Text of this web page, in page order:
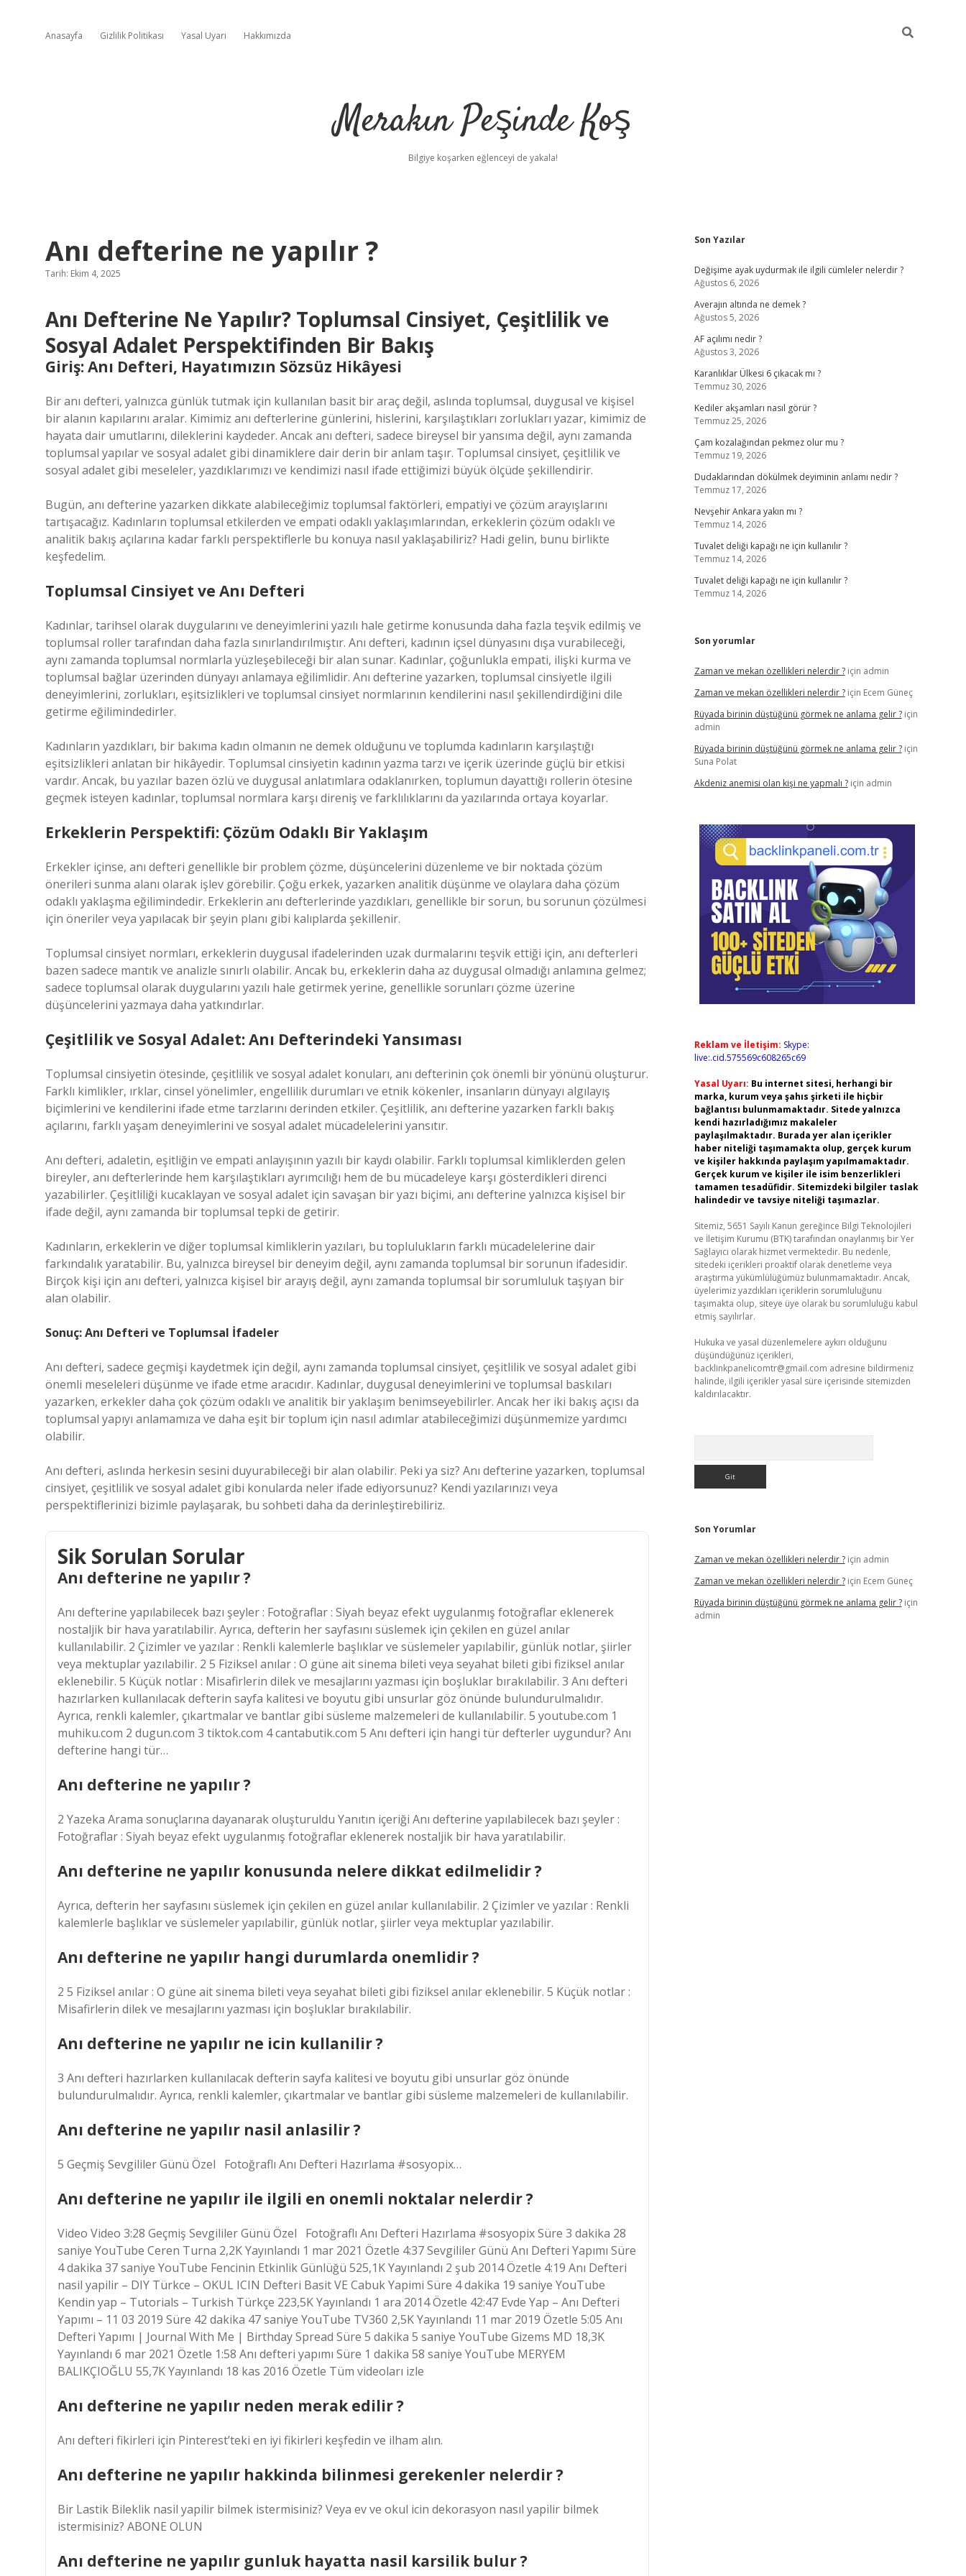
Anasayfa Gizlilik Politikası Yasal Uyarı Hakkımızda
Merakın Peşinde Koş
Bilgiye koşarken eğlenceyi de yakala!
Anı defterine ne yapılır ?
Tarih: Ekim 4, 2025
Anı Defterine Ne Yapılır? Toplumsal Cinsiyet, Çeşitlilik ve
Sosyal Adalet Perspektifinden Bir Bakış
Giriş: Anı Defteri, Hayatımızın Sözsüz Hikâyesi
Bir anı defteri, yalnızca günlük tutmak için kullanılan basit bir araç değil, aslında toplumsal, duygusal ve kişisel
bir alanın kapılarını aralar. Kimimiz anı defterlerine günlerini, hislerini, karşılaştıkları zorlukları yazar, kimimiz de
hayata dair umutlarını, dileklerini kaydeder. Ancak anı defteri, sadece bireysel bir yansıma değil, aynı zamanda
toplumsal yapılar ve sosyal adalet gibi dinamiklere dair derin bir anlam taşır. Toplumsal cinsiyet, çeşitlilik ve
sosyal adalet gibi meseleler, yazdıklarımızı ve kendimizi nasıl ifade ettiğimizi büyük ölçüde şekillendirir.
Bugün, anı defterine yazarken dikkate alabileceğimiz toplumsal faktörleri, empatiyi ve çözüm arayışlarını
tartışacağız. Kadınların toplumsal etkilerden ve empati odaklı yaklaşımlarından, erkeklerin çözüm odaklı ve
analitik bakış açılarına kadar farklı perspektiflerle bu konuya nasıl yaklaşabiliriz? Hadi gelin, bunu birlikte
keşfedelim.
Toplumsal Cinsiyet ve Anı Defteri
Kadınlar, tarihsel olarak duygularını ve deneyimlerini yazılı hale getirme konusunda daha fazla teşvik edilmiş ve
toplumsal roller tarafından daha fazla sınırlandırılmıştır. Anı defteri, kadının içsel dünyasını dışa vurabileceği,
aynı zamanda toplumsal normlarla yüzleşebileceği bir alan sunar. Kadınlar, çoğunlukla empati, ilişki kurma ve
toplumsal bağlar üzerinden dünyayı anlamaya eğilimlidir. Anı defterine yazarken, toplumsal cinsiyetle ilgili
deneyimlerini, zorlukları, eşitsizlikleri ve toplumsal cinsiyet normlarının kendilerini nasıl şekillendirdiğini dile
getirme eğilimindedirler.
Kadınların yazdıkları, bir bakıma kadın olmanın ne demek olduğunu ve toplumda kadınların karşılaştığı
eşitsizlikleri anlatan bir hikâyedir. Toplumsal cinsiyetin kadının yazma tarzı ve içerik üzerinde güçlü bir etkisi
vardır. Ancak, bu yazılar bazen özlü ve duygusal anlatımlara odaklanırken, toplumun dayattığı rollerin ötesine
geçmek isteyen kadınlar, toplumsal normlara karşı direniş ve farklılıklarını da yazılarında ortaya koyarlar.
Erkeklerin Perspektifi: Çözüm Odaklı Bir Yaklaşım
Erkekler içinse, anı defteri genellikle bir problem çözme, düşüncelerini düzenleme ve bir noktada çözüm
önerileri sunma alanı olarak işlev görebilir. Çoğu erkek, yazarken analitik düşünme ve olaylara daha çözüm
odaklı yaklaşma eğilimindedir. Erkeklerin anı defterlerinde yazdıkları, genellikle bir sorun, bu sorunun çözülmesi
için öneriler veya yapılacak bir şeyin planı gibi kalıplarda şekillenir.
Toplumsal cinsiyet normları, erkeklerin duygusal ifadelerinden uzak durmalarını teşvik ettiği için, anı defterleri
bazen sadece mantık ve analizle sınırlı olabilir. Ancak bu, erkeklerin daha az duygusal olmadığı anlamına gelmez;
sadece toplumsal olarak duygularını yazılı hale getirmek yerine, genellikle sorunları çözme üzerine
düşüncelerini yazmaya daha yatkındırlar.
Çeşitlilik ve Sosyal Adalet: Anı Defterindeki Yansıması
Toplumsal cinsiyetin ötesinde, çeşitlilik ve sosyal adalet konuları, anı defterinin çok önemli bir yönünü oluşturur.
Farklı kimlikler, ırklar, cinsel yönelimler, engellilik durumları ve etnik kökenler, insanların dünyayı algılayış
biçimlerini ve kendilerini ifade etme tarzlarını derinden etkiler. Çeşitlilik, anı defterine yazarken farklı bakış
açılarını, farklı yaşam deneyimlerini ve sosyal adalet mücadelelerini yansıtır.
Anı defteri, adaletin, eşitliğin ve empati anlayışının yazılı bir kaydı olabilir. Farklı toplumsal kimliklerden gelen
bireyler, anı defterlerinde hem karşılaştıkları ayrımcılığı hem de bu mücadeleye karşı gösterdikleri direnci
yazabilirler. Çeşitliliği kucaklayan ve sosyal adalet için savaşan bir yazı biçimi, anı defterine yalnızca kişisel bir
ifade değil, aynı zamanda bir toplumsal tepki de getirir.
Kadınların, erkeklerin ve diğer toplumsal kimliklerin yazıları, bu toplulukların farklı mücadelelerine dair
farkındalık yaratabilir. Bu, yalnızca bireysel bir deneyim değil, aynı zamanda toplumsal bir sorunun ifadesidir.
Birçok kişi için anı defteri, yalnızca kişisel bir arayış değil, aynı zamanda toplumsal bir sorumluluk taşıyan bir
alan olabilir.
Sonuç: Anı Defteri ve Toplumsal İfadeler
Anı defteri, sadece geçmişi kaydetmek için değil, aynı zamanda toplumsal cinsiyet, çeşitlilik ve sosyal adalet gibi
önemli meseleleri düşünme ve ifade etme aracıdır. Kadınlar, duygusal deneyimlerini ve toplumsal baskıları
yazarken, erkekler daha çok çözüm odaklı ve analitik bir yaklaşım benimseyebilirler. Ancak her iki bakış açısı da
toplumsal yapıyı anlamamıza ve daha eşit bir toplum için nasıl adımlar atabileceğimizi düşünmemize yardımcı
olabilir.
Anı defteri, aslında herkesin sesini duyurabileceği bir alan olabilir. Peki ya siz? Anı defterine yazarken, toplumsal
cinsiyet, çeşitlilik ve sosyal adalet gibi konularda neler ifade ediyorsunuz? Kendi yazılarınızı veya
perspektiflerinizi bizimle paylaşarak, bu sohbeti daha da derinleştirebiliriz.
Sik Sorulan Sorular
Anı defterine ne yapılır ?
Anı defterine yapılabilecek bazı şeyler : Fotoğraflar : Siyah beyaz efekt uygulanmış fotoğraflar eklenerek
nostaljik bir hava yaratılabilir. Ayrıca, defterin her sayfasını süslemek için çekilen en güzel anılar
kullanılabilir. 2 Çizimler ve yazılar : Renkli kalemlerle başlıklar ve süslemeler yapılabilir, günlük notlar, şiirler
veya mektuplar yazılabilir. 2 5 Fiziksel anılar : O güne ait sinema bileti veya seyahat bileti gibi fiziksel anılar
eklenebilir. 5 Küçük notlar : Misafirlerin dilek ve mesajlarını yazması için boşluklar bırakılabilir. 3 Anı defteri
hazırlarken kullanılacak defterin sayfa kalitesi ve boyutu gibi unsurlar göz önünde bulundurulmalıdır.
Ayrıca, renkli kalemler, çıkartmalar ve bantlar gibi süsleme malzemeleri de kullanılabilir. 5 youtube.com 1
muhiku.com 2 dugun.com 3 tiktok.com 4 cantabutik.com 5 Anı defteri için hangi tür defterler uygundur? Anı
defterine hangi tür…
Anı defterine ne yapılır ?
2 Yazeka Arama sonuçlarına dayanarak oluşturuldu Yanıtın içeriği Anı defterine yapılabilecek bazı şeyler :
Fotoğraflar : Siyah beyaz efekt uygulanmış fotoğraflar eklenerek nostaljik bir hava yaratılabilir.
Anı defterine ne yapılır konusunda nelere dikkat edilmelidir ?
Ayrıca, defterin her sayfasını süslemek için çekilen en güzel anılar kullanılabilir. 2 Çizimler ve yazılar : Renkli
kalemlerle başlıklar ve süslemeler yapılabilir, günlük notlar, şiirler veya mektuplar yazılabilir.
Anı defterine ne yapılır hangi durumlarda onemlidir ?
2 5 Fiziksel anılar : O güne ait sinema bileti veya seyahat bileti gibi fiziksel anılar eklenebilir. 5 Küçük notlar :
Misafirlerin dilek ve mesajlarını yazması için boşluklar bırakılabilir.
Anı defterine ne yapılır ne icin kullanilir ?
3 Anı defteri hazırlarken kullanılacak defterin sayfa kalitesi ve boyutu gibi unsurlar göz önünde
bulundurulmalıdır. Ayrıca, renkli kalemler, çıkartmalar ve bantlar gibi süsleme malzemeleri de kullanılabilir.
Anı defterine ne yapılır nasil anlasilir ?
5 Geçmiş Sevgililer Günü Özel ‍ ‍ Fotoğraflı Anı Defteri Hazırlama #sosyopix…
Anı defterine ne yapılır ile ilgili en onemli noktalar nelerdir ?
Video Video 3:28 Geçmiş Sevgililer Günü Özel ‍ ‍ Fotoğraflı Anı Defteri Hazırlama #sosyopix Süre 3 dakika 28
saniye YouTube Ceren Turna 2,2K Yayınlandı 1 mar 2021 Özetle 4:37 Sevgililer Günü Anı Defteri Yapımı Süre
4 dakika 37 saniye YouTube Fencinin Etkinlik Günlüğü 525,1K Yayınlandı 2 şub 2014 Özetle 4:19 Anı Defteri
nasil yapilir – DIY Türkce – OKUL ICIN Defteri Basit VE Cabuk Yapimi Süre 4 dakika 19 saniye YouTube
Kendin yap – Tutorials – Turkish Türkçe 223,5K Yayınlandı 1 ara 2014 Özetle 42:47 Evde Yap – Anı Defteri
Yapımı – 11 03 2019 Süre 42 dakika 47 saniye YouTube TV360 2,5K Yayınlandı 11 mar 2019 Özetle 5:05 Anı
Defteri Yapımı | Journal With Me | Birthday Spread Süre 5 dakika 5 saniye YouTube Gizems MD 18,3K
Yayınlandı 6 mar 2021 Özetle 1:58 Anı defteri yapımı Süre 1 dakika 58 saniye YouTube MERYEM
BALIKÇIOĞLU 55,7K Yayınlandı 18 kas 2016 Özetle Tüm videoları izle
Anı defterine ne yapılır neden merak edilir ?
Anı defteri fikirleri için Pinterest’teki en iyi fikirleri keşfedin ve ilham alın.
Anı defterine ne yapılır hakkinda bilinmesi gerekenler nelerdir ?
Bir Lastik Bileklik nasil yapilir bilmek istermisiniz? Veya ev ve okul icin dekorasyon nasıl yapilir bilmek
istermisiniz? ABONE OLUN
Anı defterine ne yapılır gunluk hayatta nasil karsilik bulur ?
Sidebar
Son Yazılar
Değişime ayak uydurmak ile ilgili cümleler nelerdir ?
Ağustos 6, 2026
Averajın altında ne demek ?
Ağustos 5, 2026
AF açılımı nedir ?
Ağustos 3, 2026
Karanlıklar Ülkesi 6 çıkacak mı ?
Temmuz 30, 2026
Kediler akşamları nasıl görür ?
Temmuz 25, 2026
Çam kozalağından pekmez olur mu ?
Temmuz 19, 2026
Dudaklarından dökülmek deyiminin anlamı nedir ?
Temmuz 17, 2026
Nevşehir Ankara yakın mı ?
Temmuz 14, 2026
Tuvalet deliği kapağı ne için kullanılır ?
Temmuz 14, 2026
Tuvalet deliği kapağı ne için kullanılır ?
Temmuz 14, 2026
Son yorumlar
Zaman ve mekan özellikleri nelerdir ?için admin
Zaman ve mekan özellikleri nelerdir ?için Ecem Güneç
Rüyada birinin düştüğünü görmek ne anlama gelir ?için
admin
Rüyada birinin düştüğünü görmek ne anlama gelir ?için
Suna Polat
Akdeniz anemisi olan kişi ne yapmalı ?için admin
Reklam ve İletişim: Skype:
live:.cid.575569c608265c69
Yasal Uyarı: Bu internet sitesi, herhangi bir
marka, kurum veya şahıs şirketi ile hiçbir
bağlantısı bulunmamaktadır. Sitede yalnızca
kendi hazırladığımız makaleler
paylaşılmaktadır. Burada yer alan içerikler
haber niteliği taşımamakta olup, gerçek kurum
ve kişiler hakkında paylaşım yapılmamaktadır.
Gerçek kurum ve kişiler ile isim benzerlikleri
tamamen tesadüfidir. Sitemizdeki bilgiler taslak
halindedir ve tavsiye niteliği taşımazlar.
Sitemiz, 5651 Sayılı Kanun gereğince Bilgi Teknolojileri
ve İletişim Kurumu (BTK) tarafından onaylanmış bir Yer
Sağlayıcı olarak hizmet vermektedir. Bu nedenle,
sitedeki içerikleri proaktif olarak denetleme veya
araştırma yükümlülüğümüz bulunmamaktadır. Ancak,
üyelerimiz yazdıkları içeriklerin sorumluluğunu
taşımakta olup, siteye üye olarak bu sorumluluğu kabul
etmiş sayılırlar.
Hukuka ve yasal düzenlemelere aykırı olduğunu
düşündüğünüz içerikleri,
backlinkpanelicomtr@gmail.com adresine bildirmeniz
halinde, ilgili içerikler yasal süre içerisinde sitemizden
kaldırılacaktır.
Son Yorumlar
Zaman ve mekan özellikleri nelerdir ?için admin
Zaman ve mekan özellikleri nelerdir ?için Ecem Güneç
Rüyada birinin düştüğünü görmek ne anlama gelir ?için
admin